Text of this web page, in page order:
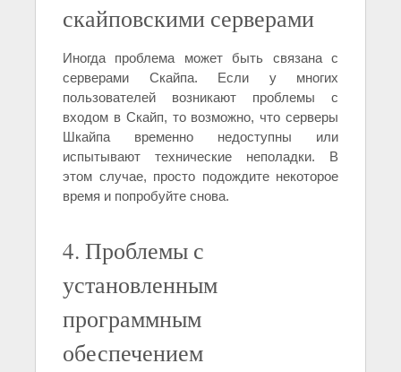
скайповскими серверами
Иногда проблема может быть связана с
серверами Скайпа. Если у многих
пользователей возникают проблемы с
входом в Скайп, то возможно, что серверы
Шкайпа временно недоступны или
испытывают технические неполадки. В
этом случае, просто подождите некоторое
время и попробуйте снова.
4. Проблемы с
установленным
программным
обеспечением